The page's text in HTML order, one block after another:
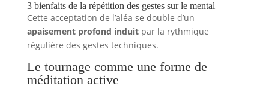
3 bienfaits de la répétition des gestes sur le mental
Cette acceptation de l’aléa se double d’un
apaisement profond induitpar la rythmique
régulière des gestes techniques.
Le tournage comme une forme de
méditation active